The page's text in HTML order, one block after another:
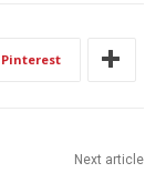
Pinterest
Next article